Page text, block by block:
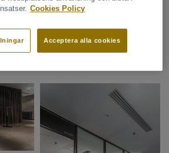
Cookies Policy
Acceptera alla cookies